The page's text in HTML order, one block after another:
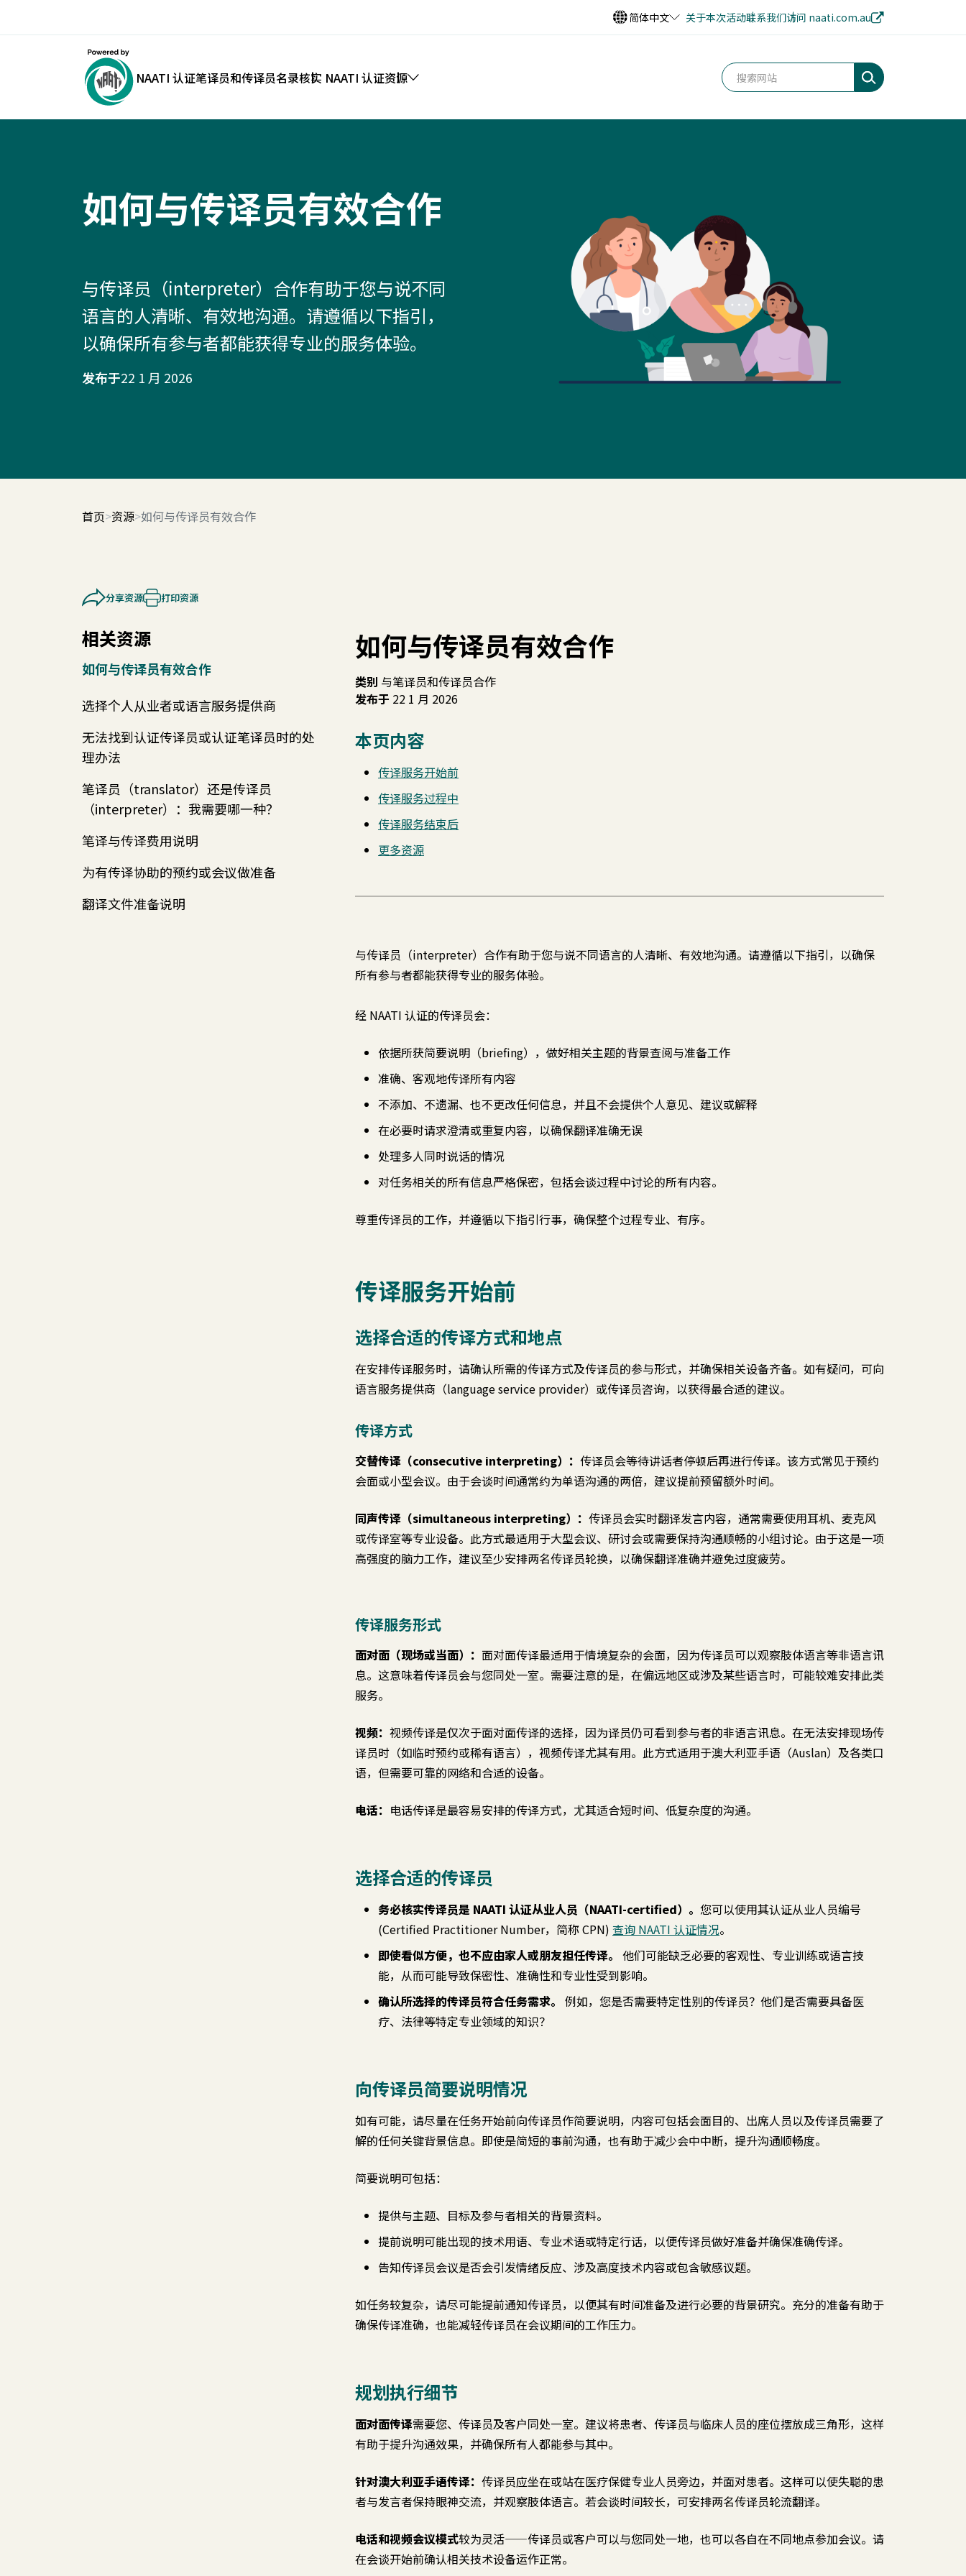
简体中文 关于本次活动联系我们访问 naati.com.au
NAATI 认证笔译员和传译员名录核实 NAATI 认证资源
如何与传译员有效合作
与传译员（interpreter）合作有助于您与说不同
语言的人清晰、有效地沟通。请遵循以下指引，
以确保所有参与者都能获得专业的服务体验。
发布于22 1 月 2026
首页 资源 如何与传译员有效合作
分享资源 打印资源
相关资源
如何与传译员有效合作
选择个人从业者或语言服务提供商
无法找到认证传译员或认证笔译员时的处
理办法
笔译员（translator）还是传译员
（interpreter）：我需要哪一种？
笔译与传译费用说明
为有传译协助的预约或会议做准备
翻译文件准备说明
如何与传译员有效合作
类别 与笔译员和传译员合作
发布于 22 1 月 2026
本页内容
传译服务开始前
传译服务过程中
传译服务结束后
更多资源
与传译员（interpreter）合作有助于您与说不同语言的人清晰、有效地沟通。请遵循以下指引，以确保
所有参与者都能获得专业的服务体验。
经 NAATI 认证的传译员会：
依据所获简要说明（briefing），做好相关主题的背景查阅与准备工作
准确、客观地传译所有内容
不添加、不遗漏、也不更改任何信息，并且不会提供个人意见、建议或解释
在必要时请求澄清或重复内容，以确保翻译准确无误
处理多人同时说话的情况
对任务相关的所有信息严格保密，包括会谈过程中讨论的所有内容。
尊重传译员的工作，并遵循以下指引行事，确保整个过程专业、有序。
传译服务开始前
选择合适的传译方式和地点
在安排传译服务时，请确认所需的传译方式及传译员的参与形式，并确保相关设备齐备。如有疑问，可向
语言服务提供商（language service provider）或传译员咨询，以获得最合适的建议。
传译方式
交替传译（consecutive interpreting）： 传译员会等待讲话者停顿后再进行传译。该方式常见于预约
会面或小型会议。由于会谈时间通常约为单语沟通的两倍，建议提前预留额外时间。
同声传译（simultaneous interpreting）： 传译员会实时翻译发言内容，通常需要使用耳机、麦克风
或传译室等专业设备。此方式最适用于大型会议、研讨会或需要保持沟通顺畅的小组讨论。由于这是一项
高强度的脑力工作，建议至少安排两名传译员轮换，以确保翻译准确并避免过度疲劳。
传译服务形式
面对面（现场或当面）： 面对面传译最适用于情境复杂的会面，因为传译员可以观察肢体语言等非语言讯
息。这意味着传译员会与您同处一室。需要注意的是，在偏远地区或涉及某些语言时，可能较难安排此类
服务。
视频： 视频传译是仅次于面对面传译的选择，因为译员仍可看到参与者的非语言讯息。在无法安排现场传
译员时（如临时预约或稀有语言），视频传译尤其有用。此方式适用于澳大利亚手语（Auslan）及各类口
语，但需要可靠的网络和合适的设备。
电话： 电话传译是最容易安排的传译方式，尤其适合短时间、低复杂度的沟通。
选择合适的传译员
务必核实传译员是 NAATI 认证从业人员（NAATI-certified）。 您可以使用其认证从业人员编号
(Certified Practitioner Number，简称 CPN) 查询 NAATI 认证情况。
即使看似方便，也不应由家人或朋友担任传译。 他们可能缺乏必要的客观性、专业训练或语言技
能，从而可能导致保密性、准确性和专业性受到影响。
确认所选择的传译员符合任务需求。 例如，您是否需要特定性别的传译员？他们是否需要具备医
疗、法律等特定专业领域的知识？
向传译员简要说明情况
如有可能，请尽量在任务开始前向传译员作简要说明，内容可包括会面目的、出席人员以及传译员需要了
解的任何关键背景信息。即使是简短的事前沟通，也有助于减少会中中断，提升沟通顺畅度。
简要说明可包括：
提供与主题、目标及参与者相关的背景资料。
提前说明可能出现的技术用语、专业术语或特定行话，以便传译员做好准备并确保准确传译。
告知传译员会议是否会引发情绪反应、涉及高度技术内容或包含敏感议题。
如任务较复杂，请尽可能提前通知传译员，以便其有时间准备及进行必要的背景研究。充分的准备有助于
确保传译准确，也能减轻传译员在会议期间的工作压力。
规划执行细节
面对面传译需要您、传译员及客户同处一室。建议将患者、传译员与临床人员的座位摆放成三角形，这样
有助于提升沟通效果，并确保所有人都能参与其中。
针对澳大利亚手语传译： 传译员应坐在或站在医疗保健专业人员旁边，并面对患者。这样可以使失聪的患
者与发言者保持眼神交流，并观察肢体语言。若会谈时间较长，可安排两名传译员轮流翻译。
电话和视频会议模式较为灵活——传译员或客户可以与您同处一地，也可以各自在不同地点参加会议。请
在会谈开始前确认相关技术设备运作正常。